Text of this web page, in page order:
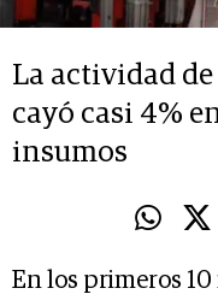
La actividad
cayó casi 4%
insumos
En los primeros